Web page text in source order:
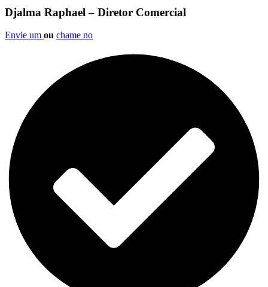
Djalma Raphael – Diretor Comercial
Envie um ou chame no